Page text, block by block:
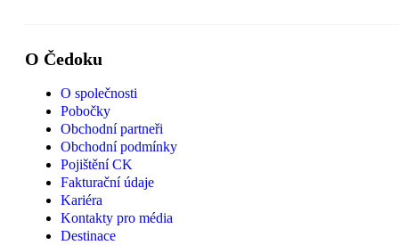
O Čedoku
O společnosti
Pobočky
Obchodní partneři
Obchodní podmínky
Pojištění CK
Fakturační údaje
Kariéra
Kontakty pro média
Destinace